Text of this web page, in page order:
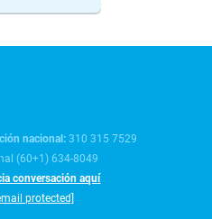
nacional:310 315 7529
(60+1) 634-8049
conversación aquí
protected]